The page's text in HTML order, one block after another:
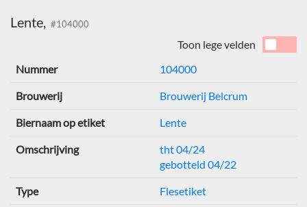
Lente, #104000
Toon lege velden
Nummer
104000
Brouwerij Brouwerij Belcrum
Biernaam op etiket Lente
Omschrijving
tht 04/24
gebotteld 04/22
Type Flesetiket